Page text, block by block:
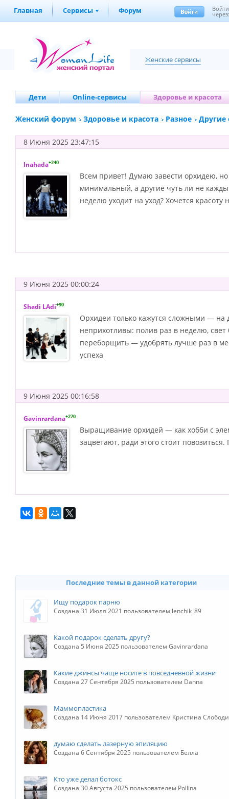
Главная Сервисы Форум Войти
Женские сервисы
Дети Online-сервисы Здоровье и красота
Женский форум Здоровье и красота Разное Другие
8 Июня 2025 23:47:15
Inahada+240
Всем привет! Думаю завести орхидею,
минимальный, а другие чуть ли не
неделю уходит на уход? Хочется
9 Июня 2025 00:00:24
Shadi LAdi+90
Орхидеи только кажутся сложными — на
неприхотливы: полив раз в неделю,
переборщить — удобрять лучше раз в
успеха
9 Июня 2025 00:16:58
Gavinrardana+270
Выращивание орхидей — как хобби с
зацветают, ради этого стоит
Последние темы в данной категории
Ищу подарок парню
Создана 31 Июля 2021 пользователем lenchik_89
Какой подарок сделать другу?
Создана 5 Июня 2025 пользователем Gavinrardana
Какие джинсы чаще носите в повседневной жизни
Создана 27 Сентября 2025 пользователем Danna
Маммопластика
Создана 14 Июня 2017 пользователем Кристина
думаю сделать лазерную эпиляцию
Создана 6 Сентября 2025 пользователем Белла
Кто уже делал ботокс
Создана 30 Августа 2025 пользователем Pollina